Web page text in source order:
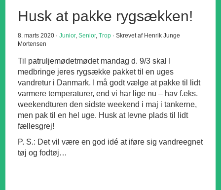
Husk at pakke rygsækken!
8. marts 2020 ·Junior,Senior,Trop · Skrevet af Henrik Junge
Mortensen
Til patruljemødetmødet mandag d. 9/3 skal I
medbringe jeres rygsække pakket til en uges
vandretur i Danmark. I må godt vælge at pakke til lidt
varmere temperaturer, end vi har lige nu – hav f.eks.
weekendturen den sidste weekend i maj i tankerne,
men pak til en hel uge. Husk at levne plads til lidt
fællesgrej!
P. S.: Det vil være en god idé at iføre sig vandreegnet
tøj og fodtøj…